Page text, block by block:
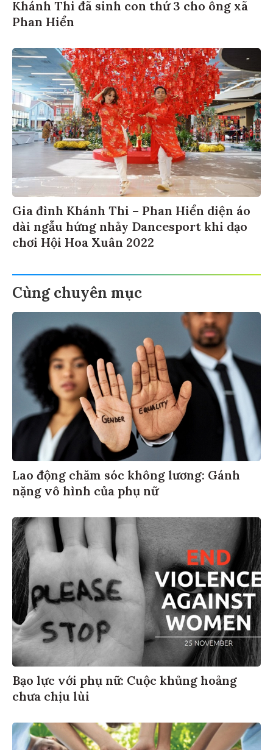
Khánh Thi đã sinh con thứ 3 cho ông xã
Phan Hiển
Gia đình Khánh Thi – Phan Hiển diện áo
dài ngẫu hứng nhảy Dancesport khi dạo
chơi Hội Hoa Xuân 2022
Cùng chuyên mục
Lao động chăm sóc không lương: Gánh
nặng vô hình của phụ nữ
Bạo lực với phụ nữ: Cuộc khủng hoảng
chưa chịu lùi